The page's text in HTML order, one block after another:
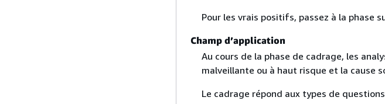
Pour les vrais positifs, passez à la phase
Champ d’application
Au cours de la phase de cadrage, les
malveillante ou à haut risque et la cause
Le cadrage répond aux types de